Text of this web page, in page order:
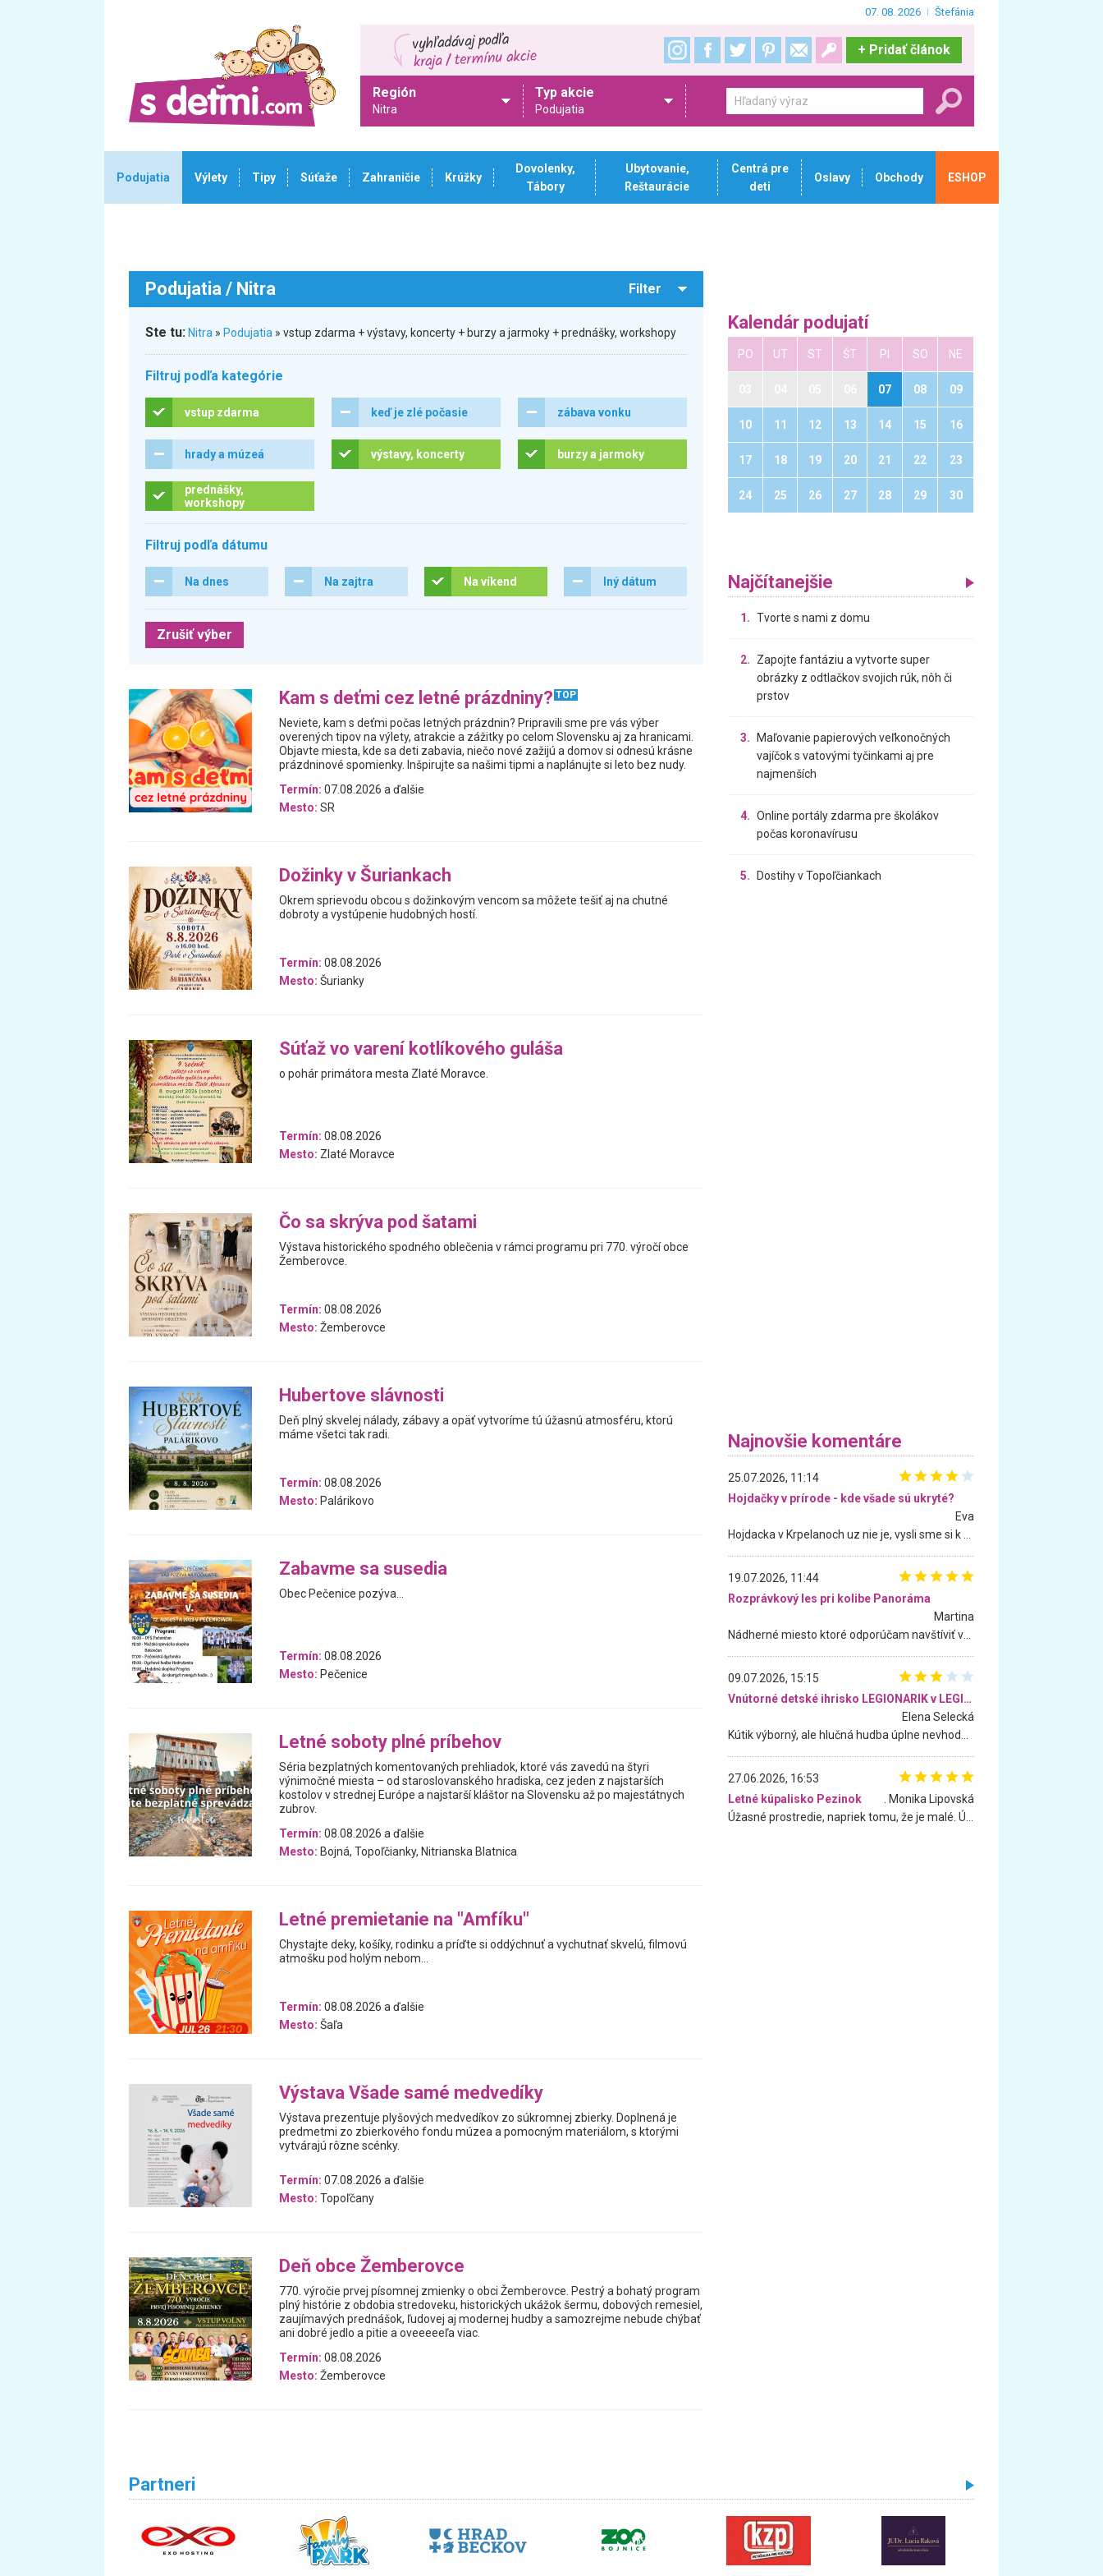
07. 08. 2026 Štefánia
+ Pridať článok
Región
Nitra
Typ akcie
Podujatia
Podujatia Výlety Tipy Súťaže Zahraničie Krúžky
Dovolenky,
Tábory
Ubytovanie,
Reštaurácie
Centrá pre
deti
Oslavy Obchody ESHOP
Podujatia / Nitra Filter
Ste tu: Nitra » Podujatia » vstup zdarma + výstavy, koncerty + burzy a jarmoky + prednášky, workshopy
Filtruj podľa kategórie
vstup zdarma keď je zlé počasie zábava vonku
hrady a múzeá výstavy, koncerty burzy a jarmoky
prednášky,
workshopy
Filtruj podľa dátumu
Na dnes Na zajtra Na víkend Iný dátum
Zrušiť výber
Kam s deťmi cez letné prázdniny? TOP
Neviete, kam s deťmi počas letných prázdnin? Pripravili sme pre vás výber
overených tipov na výlety, atrakcie a zážitky po celom Slovensku aj za hranicami.
Objavte miesta, kde sa deti zabavia, niečo nové zažijú a domov si odnesú krásne
prázdninové spomienky. Inšpirujte sa našimi tipmi a naplánujte si leto bez nudy.
Termín: 07.08.2026 a ďalšie
Mesto: SR
Dožinky v Šuriankach
Okrem sprievodu obcou s dožinkovým vencom sa môžete tešiť aj na chutné
dobroty a vystúpenie hudobných hostí.
Termín: 08.08.2026
Mesto: Šurianky
Súťaž vo varení kotlíkového guláša
o pohár primátora mesta Zlaté Moravce.
Termín: 08.08.2026
Mesto: Zlaté Moravce
Čo sa skrýva pod šatami
Výstava historického spodného oblečenia v rámci programu pri 770. výročí obce
Žemberovce.
Termín: 08.08.2026
Mesto: Žemberovce
Hubertove slávnosti
Deň plný skvelej nálady, zábavy a opäť vytvoríme tú úžasnú atmosféru, ktorú
máme všetci tak radi.
Termín: 08.08.2026
Mesto: Palárikovo
Zabavme sa susedia
Obec Pečenice pozýva...
Termín: 08.08.2026
Mesto: Pečenice
Letné soboty plné príbehov
Séria bezplatných komentovaných prehliadok, ktoré vás zavedú na štyri
výnimočné miesta – od staroslovanského hradiska, cez jeden z najstarších
kostolov v strednej Európe a najstarší kláštor na Slovensku až po majestátnych
zubrov.
Termín: 08.08.2026 a ďalšie
Mesto: Bojná, Topoľčianky, Nitrianska Blatnica
Letné premietanie na "Amfíku"
Chystajte deky, košíky, rodinku a príďte si oddýchnuť a vychutnať skvelú, filmovú
atmošku pod holým nebom...
Termín: 08.08.2026 a ďalšie
Mesto: Šaľa
Výstava Všade samé medvedíky
Výstava prezentuje plyšových medvedíkov zo súkromnej zbierky. Doplnená je
predmetmi zo zbierkového fondu múzea a pomocným materiálom, s ktorými
vytvárajú rôzne scénky.
Termín: 07.08.2026 a ďalšie
Mesto: Topoľčany
Deň obce Žemberovce
770. výročie prvej písomnej zmienky o obci Žemberovce. Pestrý a bohatý program
plný histórie z obdobia stredoveku, historických ukážok šermu, dobových remesiel,
zaujímavých prednášok, ľudovej aj modernej hudby a samozrejme nebude chýbať
ani dobré jedlo a pitie a oveeeeeľa viac.
Termín: 08.08.2026
Mesto: Žemberovce
Kalendár podujatí
PO UT ST ŠT PI SO NE
07 08 09
10 11 12 13 14 15 16
17 18 19 20 21 22 23
24 25 26 27 28 29 30
Najčítanejšie
1. Tvorte s nami z domu
2.
Zapojte fantáziu a vytvorte super
obrázky z odtlačkov svojich rúk, nôh či
prstov
3.
Maľovanie papierových veľkonočných
vajíčok s vatovými tyčinkami aj pre
najmenších
4. Online portály zdarma pre školákov
počas koronavírusu
5. Dostihy v Topoľčiankach
Najnovšie komentáre
25.07.2026, 11:14
Hojdačky v prírode - kde všade sú ukryté?
Eva
19.07.2026, 11:44
Rozprávkový les pri kolibe Panoráma
Martina
09.07.2026, 15:15
Vnútorné detské ihrisko LEGIONARIK v LEGIA Fitness
Elena Selecká
27.06.2026, 16:53
Letné kúpalisko Pezinok
. Monika Lipovská
Partneri